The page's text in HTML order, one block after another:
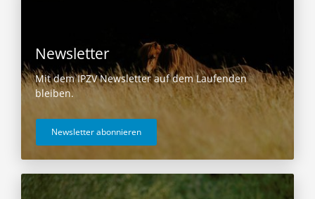
Newsletter
Mit dem IPZV Newsletter auf dem Laufenden
bleiben.
Newsletter abonnieren